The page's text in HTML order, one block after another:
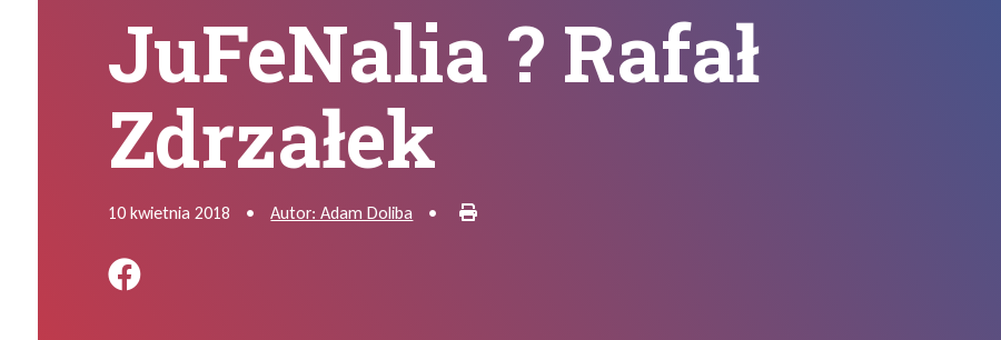
JuFeNalia ? Rafał
Zdrzałek
10 kwietnia 2018 • Autor: Adam Doliba • Drukuj
Podziel się na FB